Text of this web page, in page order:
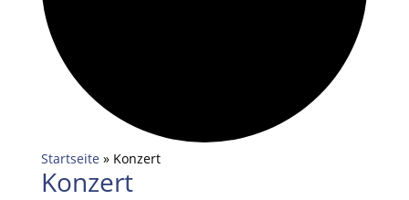
Startseite » Konzert
Konzert